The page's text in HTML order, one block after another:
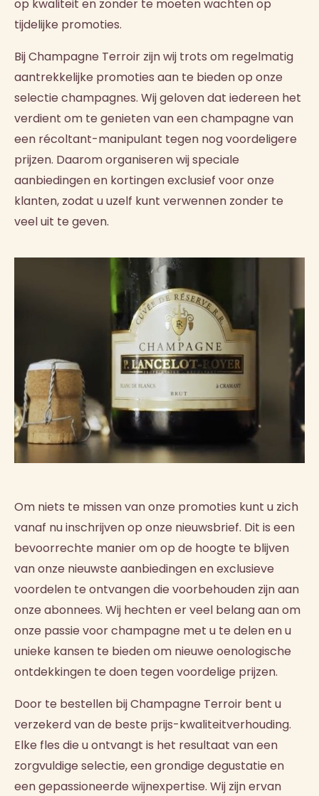
op kwaliteit en zonder te moeten wachten op
tijdelijke promoties.
Bij Champagne Terroir zijn wij trots om regelmatig
aantrekkelijke promoties aan te bieden op onze
selectie champagnes. Wij geloven dat iedereen het
verdient om te genieten van een champagne van
een récoltant-manipulant tegen nog voordeligere
prijzen. Daarom organiseren wij speciale
aanbiedingen en kortingen exclusief voor onze
klanten, zodat u uzelf kunt verwennen zonder te
veel uit te geven.
Om niets te missen van onze promoties kunt u zich
vanaf nu inschrijven op onze nieuwsbrief. Dit is een
bevoorrechte manier om op de hoogte te blijven
van onze nieuwste aanbiedingen en exclusieve
voordelen te ontvangen die voorbehouden zijn aan
onze abonnees. Wij hechten er veel belang aan om
onze passie voor champagne met u te delen en u
unieke kansen te bieden om nieuwe oenologische
ontdekkingen te doen tegen voordelige prijzen.
Door te bestellen bij Champagne Terroir bent u
verzekerd van de beste prijs-kwaliteitverhouding.
Elke fles die u ontvangt is het resultaat van een
zorgvuldige selectie, een grondige degustatie en
een gepassioneerde wijnexpertise. Wij zijn ervan